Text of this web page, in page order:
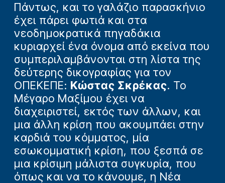
Πάντως, και το γαλάζιο παρασκήνιο
έχει πάρει φωτιά και στα
νεοδημοκρατικά πηγαδάκια
κυριαρχεί ένα όνομα από εκείνα που
συμπεριλαμβάνονται στη λίστα της
δεύτερης δικογραφίας για τον
ΟΠΕΚΕΠΕ: Κώστας Σκρέκας. Το
Μέγαρο Μαξίμου έχει να
διαχειριστεί, εκτός των άλλων, και
μια άλλη κρίση που ακουμπάει στην
καρδιά του κόμματος, μία
εσωκομματική κρίση, που ξεσπά σε
μια κρίσιμη μάλιστα συγκυρία, που
όπως και να το κάνουμε, η Νέα